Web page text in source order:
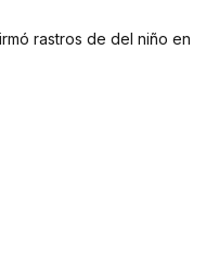
rastros de del niño en